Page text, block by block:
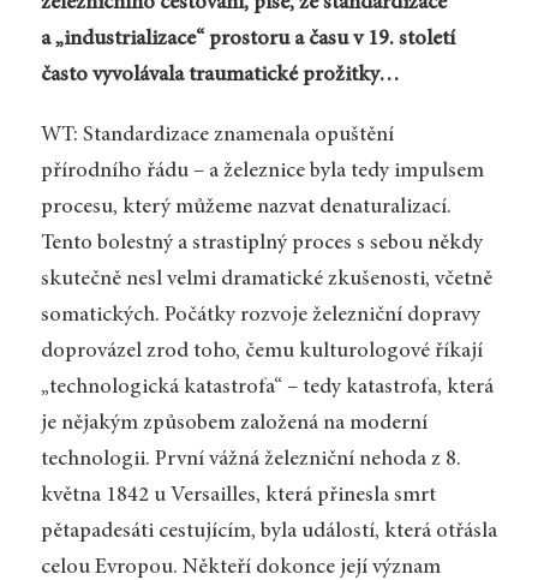
a „industrializace“ prostoru a času v 19. století
často vyvolávala traumatické prožitky…
WT: Standardizace znamenala opuštění
přírodního řádu – a železnice byla tedy impulsem
procesu, který můžeme nazvat denaturalizací.
Tento bolestný a strastiplný proces s sebou někdy
skutečně nesl velmi dramatické zkušenosti, včetně
somatických. Počátky rozvoje železniční dopravy
doprovázel zrod toho, čemu kulturologové říkají
„technologická katastrofa“ – tedy katastrofa, která
je nějakým způsobem založená na moderní
technologii. První vážná železniční nehoda z 8.
května 1842 u Versailles, která přinesla smrt
pětapadesáti cestujícím, byla událostí, která otřásla
celou Evropou. Někteří dokonce její význam